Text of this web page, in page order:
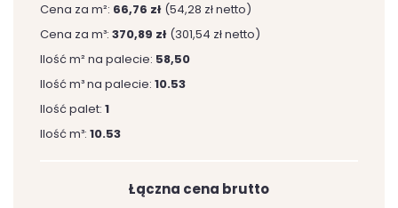
Cena za m²: 66,76 zł (54,28 zł netto)
Cena za m³: 370,89 zł (301,54 zł netto)
Ilość m² na palecie: 58,50
Ilość m³ na palecie: 10.53
Ilość palet: 1
Ilość m³: 10.53
Łączna cena brutto